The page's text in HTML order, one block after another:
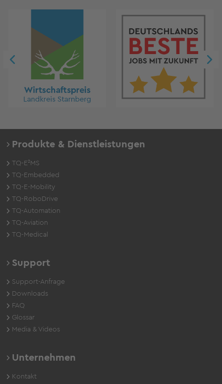
Produkte & Dienstleistungen
TQ-E²MS
TQ-Embedded
TQ-E-Mobility
TQ-RoboDrive
TQ-Automation
TQ-Aviation
TQ-Medical
Support
Support-Anfrage
Downloads
FAQ
Glossar
Media & Videos
Unternehmen
Kontakt